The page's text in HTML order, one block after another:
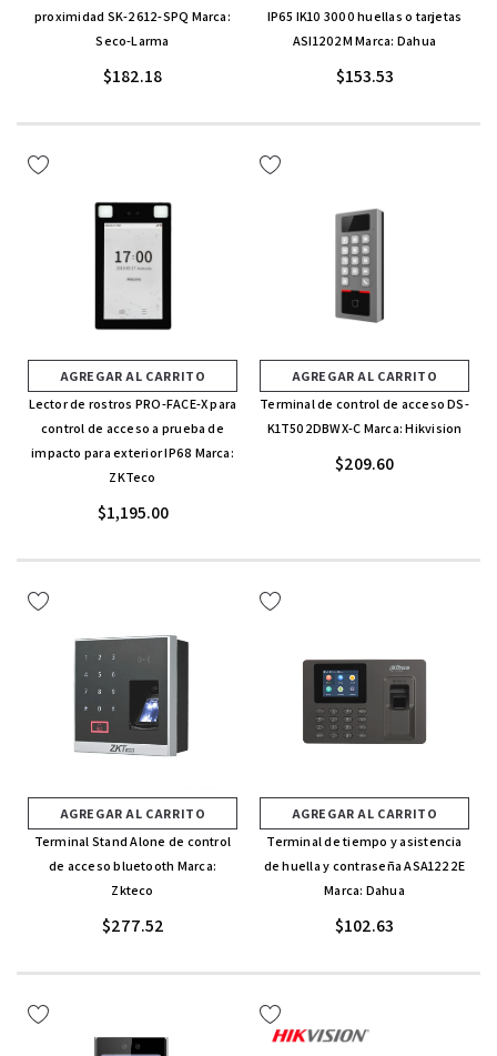
proximidad SK-2612-SPQ Marca:
Seco-Larma
$182.18
IP65 IK10 3000 huellas o tarjetas
ASI1202M Marca: Dahua
$153.53
AGREGAR AL CARRITO
Lector de rostros PRO-FACE-X para
control de acceso a prueba de
impacto para exterior IP68 Marca:
ZKTeco
$1,195.00
AGREGAR AL CARRITO
Terminal de control de acceso DS-
K1T502DBWX-C Marca: Hikvision
$209.60
AGREGAR AL CARRITO
Terminal Stand Alone de control
de acceso bluetooth Marca:
Zkteco
$277.52
AGREGAR AL CARRITO
Terminal de tiempo y asistencia
de huella y contraseña ASA1222E
Marca: Dahua
$102.63